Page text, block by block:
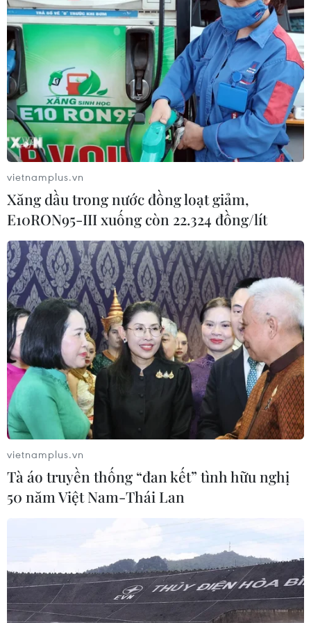
Bên cạnh đó, ông cũng nhắc lại ý định tìm cách
làm sâu sắc hơn các cuộc tranh luận về các biện
pháp cần thiết nhằm bảo vệ cuộc sống của
người dân và “tăng cường mạnh mẽ” nền quốc
phòng của Nhật Bản trong vòng 5 năm tới.
Tuy nhiên, không ít người tỏ ra hoài nghi về
khả năng Nhật Bản sẽ sớm tiến hành sửa đổi
Hiến pháp.
Theo Giáo sư Uchiyama, có nhiều thách thức và
vấn đề đang chờ đợi chính quyền của Thủ
tướng Kishida, vì vậy, ông cho rằng "vẫn chưa rõ
liệu việc sửa đổi Hiến pháp có trở thành vấn đề
ưu tiên hay không.”
Quả thật, đối với Thủ tướng Kishida, việc sửa
đổi Hiến pháp vẫn là vấn đề mang tính dài hạn.
Dù quan điểm của ông đối với vấn đề này đã
thay đổi theo hướng tích cực hơn trong bối cảnh
môi trường an ninh khu vực đang ngày càng
phức tạp, nhưng giới phân tích nhận định việc
sửa đổi Hiến pháp khó có thể trở thành ưu tiên
trong ngắn hạn.
Ngoài việc dư luận Nhật Bản vẫn bị chia rẽ
trong vấn đề này thì trước mắt, Thủ tướng
Kishida còn phải tập trung vào giải quyết hàng
COVID-19, giảm bớt các tác động tiêu cực của
việc đồng yen mất giá và tình trạng giá cả hàng
hóa leo thang tới người dân và doanh nghiệp,
và vực dậy nền kinh tế lớn thứ ba thế giới.
vietnamplus.vn
Xăng dầu trong nước đồng loạt giảm,
E10RON95-III xuống còn 22.324 đồng/lít
vietnamplus.vn
Tà áo truyền thống “đan kết” tình hữu nghị
50 năm Việt Nam-Thái Lan